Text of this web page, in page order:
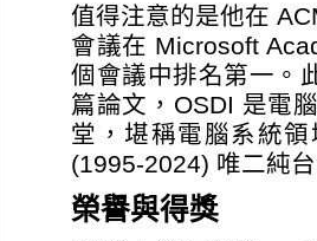
值得注意的是他在
會議在 Microsoft
個會議中排名第一。
篇論文，OSDI 是電
堂，堪稱電腦系統
(1995-2024) 唯二純
榮譽與得獎